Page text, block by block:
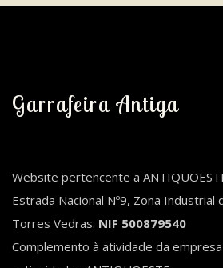
Garrafeira Antiga
Website pertencente a
Estrada Nacional Nº9, Zona Industrial
Torres Vedras. NIF 500879540
Complemento à atividade da